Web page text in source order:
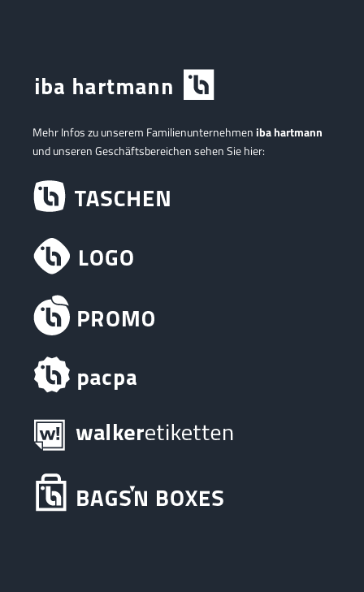
Mehr Infos zu unserem Familienunternehmeniba hartmann
und unseren Geschäftsbereichen sehen Sie hier: